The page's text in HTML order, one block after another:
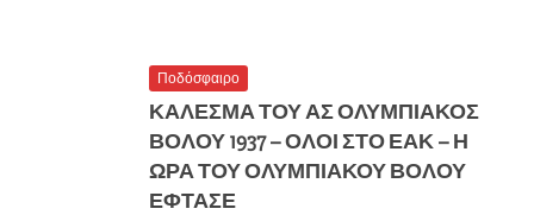
Ποδόσφαιρο
ΚΑΛΕΣΜΑ ΤΟΥ ΑΣ ΟΛΥΜΠΙΑΚΟΣ
ΒΟΛΟΥ 1937 – ΟΛΟΙ ΣΤΟ ΕΑΚ – Η
ΩΡΑ ΤΟΥ ΟΛΥΜΠΙΑΚΟΥ ΒΟΛΟΥ
ΕΦΤΑΣΕ